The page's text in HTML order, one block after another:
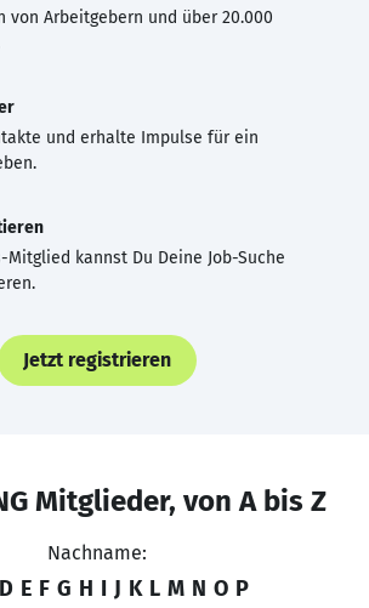
von Arbeitgebern und über 20.000
und erhalte Impulse für ein
Mitglied kannst Du Deine Job-Suche
Jetzt registrieren
Mitglieder, von A bis Z
Nachname:
D E F G H I J K L M N O P